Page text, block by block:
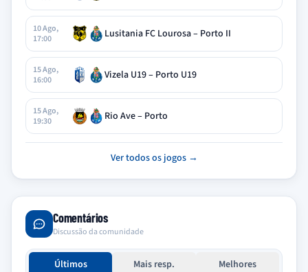
10 Ago,
17:00
Lusitania FC Lourosa – Porto II
15 Ago,
16:00
Vizela U19 – Porto U19
15 Ago,
19:30
Rio Ave – Porto
Ver todos os jogos →
Comentários
Discussão da comunidade
Últimos Mais resp. Melhores